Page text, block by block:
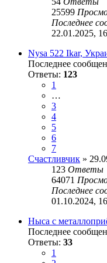
25599
Последнее
22.01.2025,
Nysa 522 Ikar,
Последнее
Ответы: 123
1
…
3
4
5
6
7
Счастливчик »
123 Ответы
64071
Последнее
01.10.2024,
Ныса с
Последнее
Ответы: 33
1